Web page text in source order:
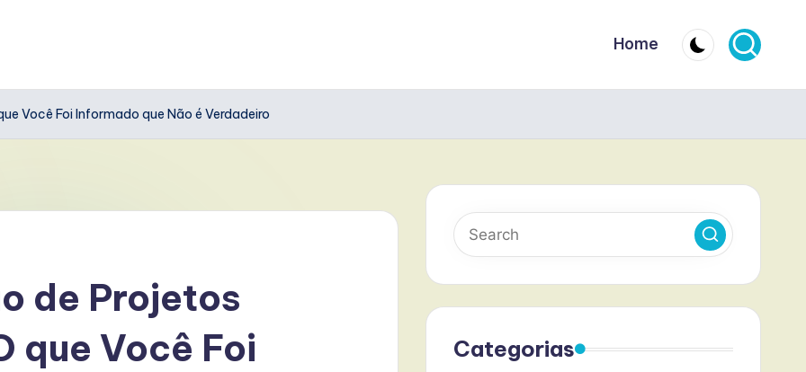
Home
Você Foi Informado que Não é Verdadeiro
de Projetos
que Você Foi
Categorias